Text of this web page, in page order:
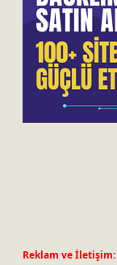
Reklam ve İletişim: